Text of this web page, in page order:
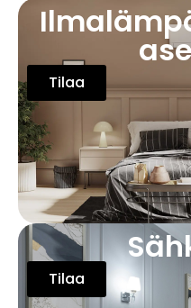
Tilaa
Tilaa